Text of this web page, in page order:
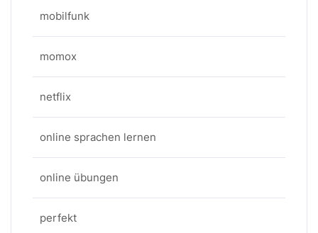
mobilfunk
momox
netflix
online sprachen lernen
online übungen
perfekt